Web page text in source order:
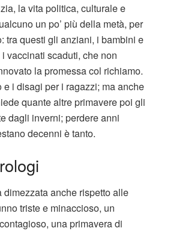
la vita politica, culturale e
un po’ più della metà, per
tra questi gli anziani, i bambini e
vaccinati scaduti, che non
la promessa col richiamo.
e i disagi per i ragazzi; ma anche
quante altre primavere poi gli
dagli inverni; perdere anni
decenni è tanto.
dimezzata anche rispetto alle
triste e minaccioso, un
una primavera di